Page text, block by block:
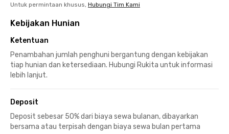
Untuk permintaan khusus, Hubungi Tim Kami
Kebijakan Hunian
Ketentuan
Penambahan jumlah penghuni bergantung dengan kebijakan
tiap hunian dan ketersediaan. Hubungi Rukita untuk informasi
lebih lanjut.
Deposit
Deposit sebesar 50% dari biaya sewa bulanan, dibayarkan
bersama atau terpisah dengan biaya sewa bulan pertama